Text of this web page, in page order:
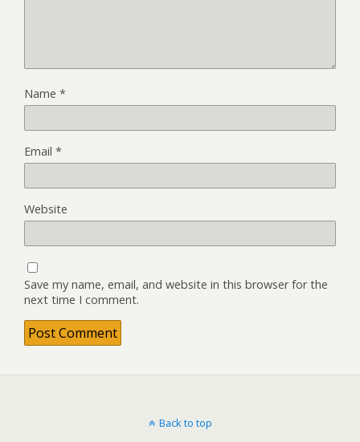
Name *
Email *
Website
Save my name, email, and website in this browser for the
next time I comment.
Back to top